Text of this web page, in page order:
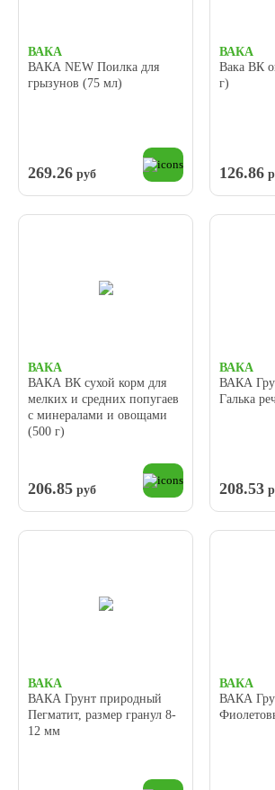
ВАКА
ВАКА NEW Поилка для
грызунов (75 мл)
269.26 руб
ВАКА
Вака ВК
г)
126.86
ВАКА
ВАКА ВК сухой корм для
мелких и средних попугаев
с минералами и овощами
(500 г)
206.85 руб
ВАКА
ВАКА
Галька
208.53
ВАКА
ВАКА Грунт природный
Пегматит, размер гранул 8-
12 мм
ВАКА
ВАКА